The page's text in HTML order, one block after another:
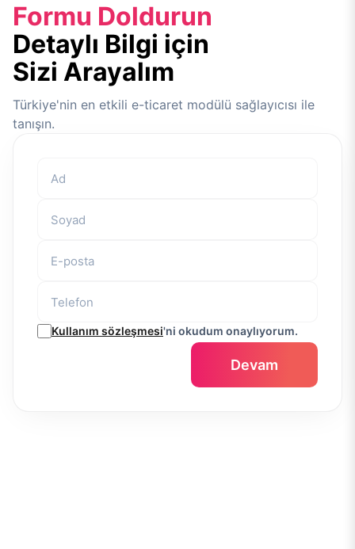
Formu Doldurun
Detaylı Bilgi için
Sizi Arayalım
Türkiye'nin en etkili e-ticaret modülü sağlayıcısı ile
tanışın.
Kullanım sözleşmesi'ni okudum onaylıyorum.
Devam